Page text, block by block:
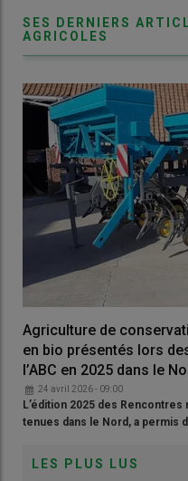
SES DERNIERS
AGRICOLES
Agriculture de
en bio présentés lors
l’ABC en 2025 dans le
24 avril 2026 - 09:00
L’édition 2025 des Rencontres
tenues dans le Nord, a permis
LES PLUS LUS